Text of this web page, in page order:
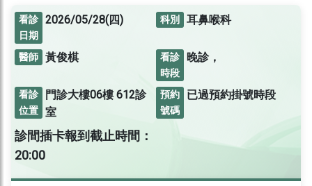
看診
日期
2026/05/28(四) 科別 耳鼻喉科
醫師 黃俊棋
看診
時段
晚診，
看診
位置
門診大樓06樓612診
室
預約
號碼
已過預約掛號時段
診間插卡報到截止時間：
20:00